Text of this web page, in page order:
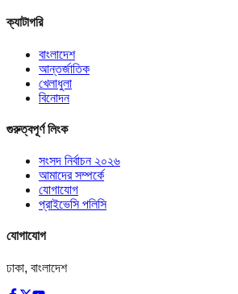
ক্যাটাগরি
বাংলাদেশ
আন্তর্জাতিক
খেলাধুলা
বিনোদন
গুরুত্বপূর্ণ লিংক
সংসদ নির্বাচন ২০২৬
আমাদের সম্পর্কে
যোগাযোগ
প্রাইভেসি পলিসি
যোগাযোগ
ঢাকা, বাংলাদেশ